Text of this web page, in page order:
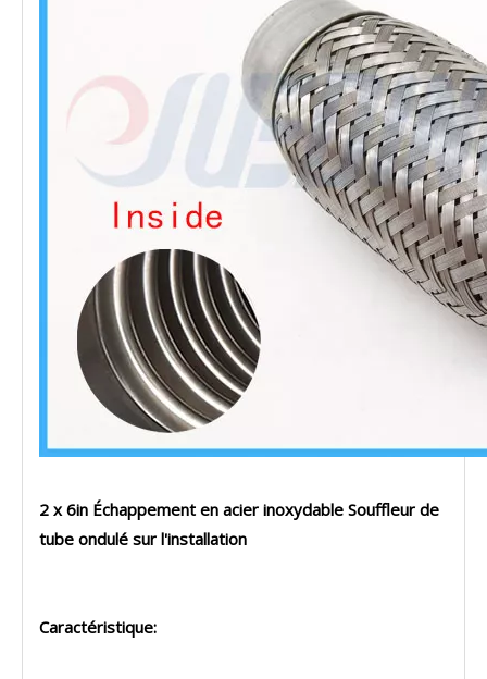
2 x 6in Échappement en acier inoxydable Souffleur de
tube ondulé sur l'installation
Caractéristique: